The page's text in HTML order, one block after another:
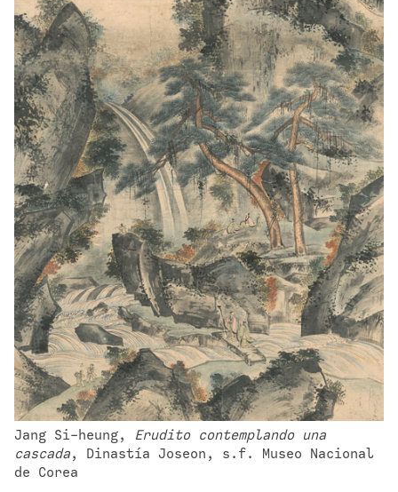
Jang Si-heung, Erudito contemplando una
cascada, Dinastía Joseon, s.f. Museo Nacional
de Corea